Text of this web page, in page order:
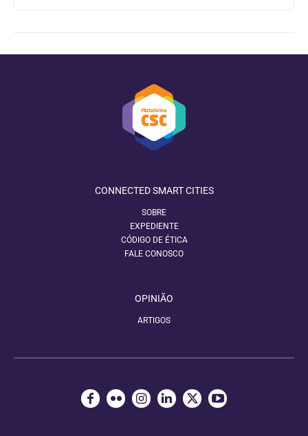
CONNECTED SMART CITIES
SOBRE
EXPEDIENTE
CÓDIGO DE ÉTICA
FALE CONOSCO
OPINIÃO
ARTIGOS